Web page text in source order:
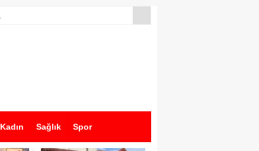
Kadın Sağlık Spor